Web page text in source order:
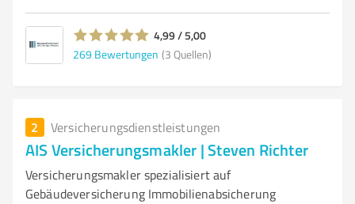
4,99 / 5,00
269 Bewertungen (3 Quellen)
2 Versicherungsdienstleistungen
AIS Versicherungsmakler | Steven Richter
Versicherungsmakler spezialisiert auf
Gebäudeversicherung Immobilienabsicherung